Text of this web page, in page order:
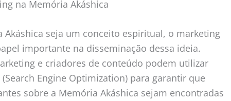
na Memória Akáshica
Akáshica seja um conceito espiritual, o marketing
importante na disseminação dessa ideia.
e criadores de conteúdo podem utilizar
(Search Engine Optimization) para garantir que
sobre a Memória Akáshica sejam encontradas